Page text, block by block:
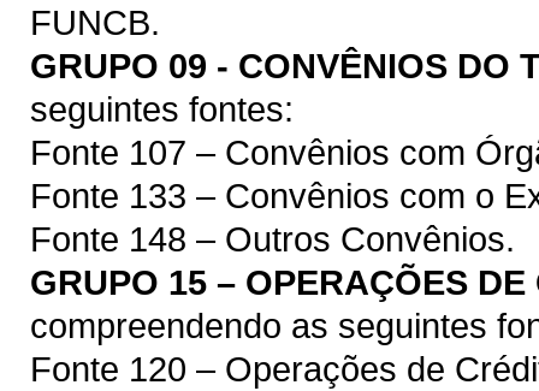
FUNCB.
GRUPO 09 - CONVÊNIOS DO
seguintes fontes:
Fonte 107 – Convênios com
Fonte 133 – Convênios com o
Fonte 148 – Outros Convênios.
GRUPO 15 – OPERAÇÕES
compreendendo as seguintes
Fonte 120 – Operações de